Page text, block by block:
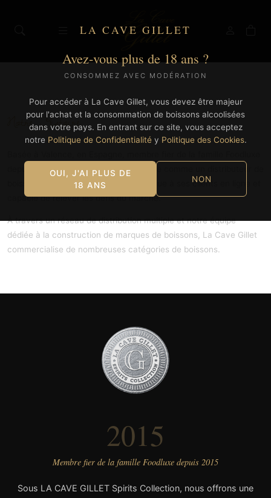
LA CAVE GILLET
Avez-vous plus de 18 ans ?
CONSOMMEZ AVEC MODÉRATION
Pour accéder à La Cave Gillet, vous devez être majeur
pour l'achat et la consommation de boissons alcoolisées
dans votre pays. En entrant sur ce site, vous acceptez
notre Politique de Confidentialitéy Politique des Cookies.
OUI, J'AI PLUS DE
18 ANS
NON
LA CAVE GILLET
Notre Histoire
depuis 2015, La Cave Gillet se présente comme un distributeur de
boissons qui offre une expérience unique à ses clients en ligne et
capable de relever les défis du marché.
À travers un réseau de distribution multiple et notre équipe
dédiée à la construction de marques de boissons, La Cave Gillet
commercialise de nombreuses catégories de boissons.
2015
Membre fier de la famille Foodluxe depuis 2015
Sous LA CAVE GILLET Spirits Collection, nous offrons une